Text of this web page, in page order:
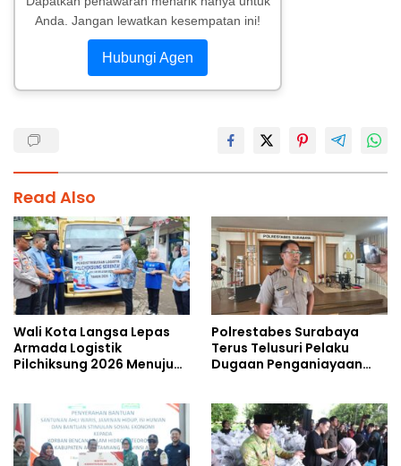
Anda. Jangan lewatkan kesempatan ini!
Hubungi Agen
Read Also
Wali Kota Langsa Lepas
Armada Logistik
Pilchiksung 2026 Menuju
Polrestabes Surabaya
Terus Telusuri Pelaku
Dugaan Penganiayaan